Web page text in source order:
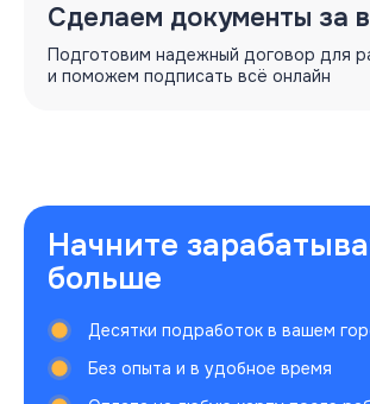
Сделаем документы за
Подготовим надежный договор для
и поможем подписать всё онлайн
Начните
больше
Десятки подработок в вашем
Без опыта и в удобное время